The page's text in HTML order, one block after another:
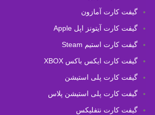
گیفت کارت آمازون
گیفت کارت آیتونز اپل Apple
گیفت کارت استیم Steam
گیفت کارت ایکس باکس XBOX
گیفت کارت پلی استیشن
گیفت کارت پلی استیشن پلاس
گیفت کارت نتفلیکس